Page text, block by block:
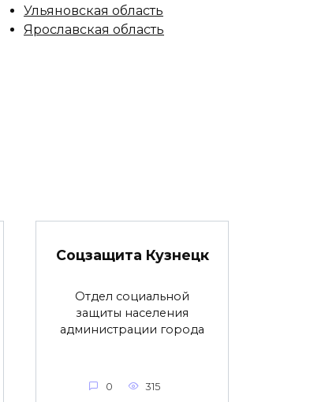
Ульяновская область
Ярославская область
Соцзащита Кузнецк
Отдел социальной
защиты населения
администрации города
0 315